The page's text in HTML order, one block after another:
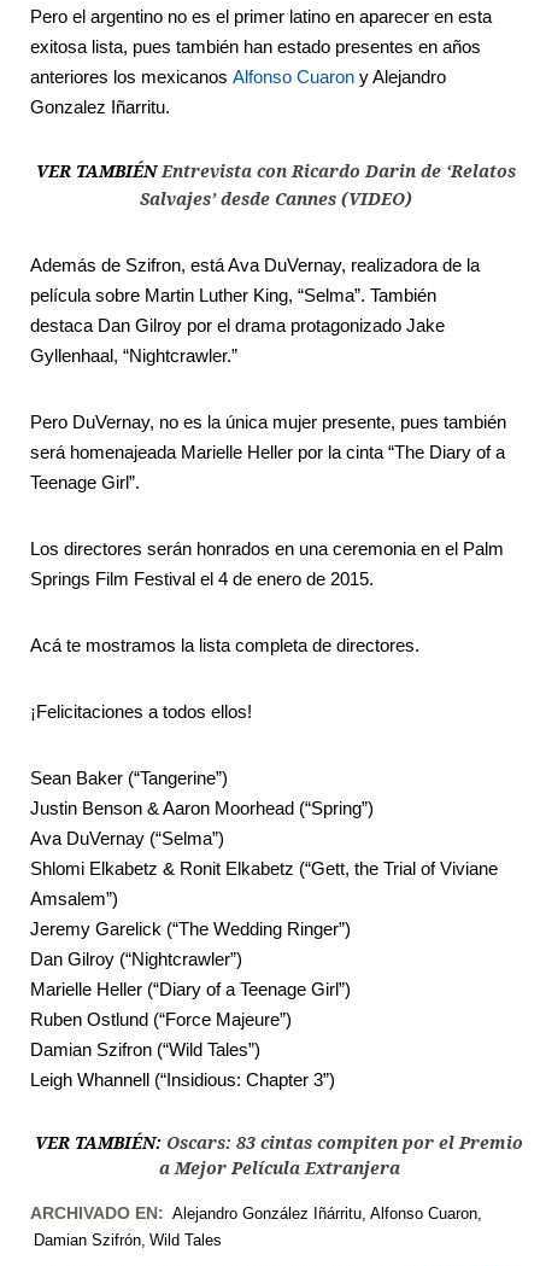
Pero el argentino no es el primer latino en aparecer en esta
exitosa lista, pues también han estado presentes en años
anteriores los mexicanos Alfonso Cuaron y Alejandro
Gonzalez Iñarritu.
VER TAMBIÉNEntrevista con Ricardo Darin de ‘Relatos
Salvajes’ desde Cannes (VIDEO)
Además de Szifron, está Ava DuVernay, realizadora de la
película sobre Martin Luther King, “Selma”. También
destaca Dan Gilroy por el drama protagonizado Jake
Gyllenhaal, “Nightcrawler.”
Pero DuVernay, no es la única mujer presente, pues también
será homenajeada Marielle Heller por la cinta “The Diary of a
Teenage Girl”.
Los directores serán honrados en una ceremonia en el Palm
Springs Film Festival el 4 de enero de 2015.
Acá te mostramos la lista completa de directores.
¡Felicitaciones a todos ellos!
Sean Baker (“Tangerine”)
Justin Benson & Aaron Moorhead (“Spring”)
Ava DuVernay (“Selma”)
Shlomi Elkabetz & Ronit Elkabetz (“Gett, the Trial of Viviane
Amsalem”)
Jeremy Garelick (“The Wedding Ringer”)
Dan Gilroy (“Nightcrawler”)
Marielle Heller (“Diary of a Teenage Girl”)
Ruben Ostlund (“Force Majeure”)
Damian Szifron (“Wild Tales”)
Leigh Whannell (“Insidious: Chapter 3”)
VER TAMBIÉN: Oscars: 83 cintas compiten por el Premio
a Mejor Película Extranjera
ARCHIVADO EN: Alejandro González Iñárritu Alfonso Cuaron
Damian Szifrón Wild Tales